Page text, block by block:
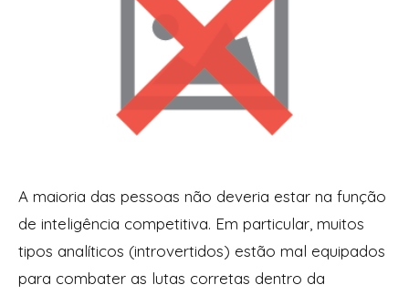
A maioria das pessoas não deveria estar na função
de inteligência competitiva. Em particular, muitos
tipos analíticos (introvertidos) estão mal equipados
para combater as lutas corretas dentro da